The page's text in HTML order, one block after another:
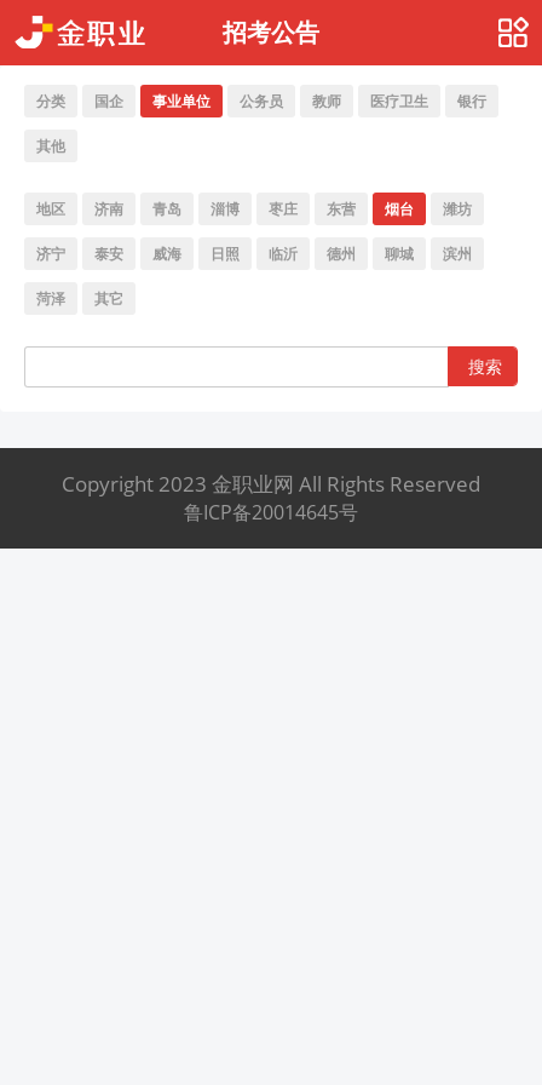
招考公告
分类 国企 事业单位 公务员 教师 医疗卫生 银行
其他
地区 济南 青岛 淄博 枣庄 东营 烟台 潍坊
济宁 泰安 威海 日照 临沂 德州 聊城 滨州
菏泽 其它
搜索
Copyright 2023 金职业网 All Rights Reserved
鲁ICP备20014645号